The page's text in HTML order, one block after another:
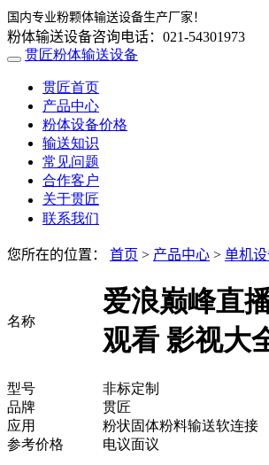
国内专业粉颗体输送设备生产厂家！
粉体输送设备咨询电话：021-54301973
贯匠粉体输送设备
贯匠首页
产品中心
粉体设备价格
输送知识
常见问题
合作客户
关于贯匠
联系我们
您所在的位置： 首页 > 产品中心 > 单机
名称
爱浪巅峰直
观看 影视大
型号
非标定制
品牌
贯匠
应用
粉状固体粉料输送软连接
参考价格
电议面议